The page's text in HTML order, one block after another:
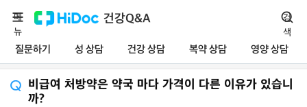
건강Q&A
질문하기 성 상담 건강 상담 복약 상담 영양 상담
메
뉴
검
색
비급여 처방약은 약국 마다 가격이 다른 이유가 있습니
까?